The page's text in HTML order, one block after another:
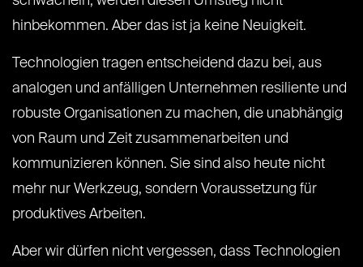
hinbekommen. Aber das ist ja keine Neuigkeit.
Technologien tragen entscheidend dazu bei, aus
analogen und anfälligen Unternehmen resiliente und
robuste Organisationen zu machen, die unabhängig
von Raum und Zeit zusammenarbeiten und
kommunizieren können. Sie sind also heute nicht
mehr nur Werkzeug, sondern Voraussetzung für
produktives Arbeiten.
Aber wir dürfen nicht vergessen, dass Technologien